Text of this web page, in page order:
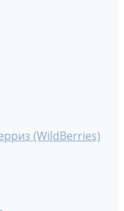
(WildBerries)